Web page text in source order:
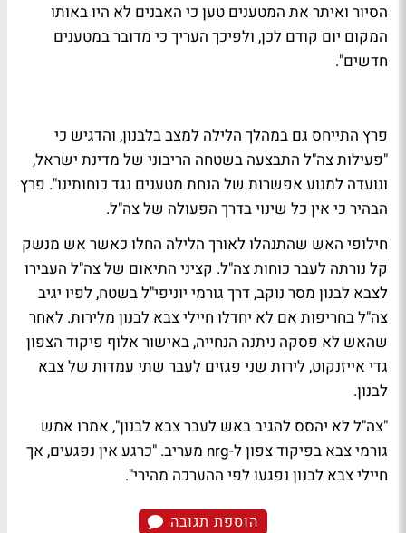
הסיור ואיתר את המטענים טען כי האבנים לא היו באותו
המקום יום קודם לכן, ולפיכך העריך כי מדובר במטענים
חדשים".
פרץ התייחס גם במהלך הלילה למצב בלבנון, והדגיש כי
"פעילות צה"ל התבצעה בשטחה הריבוני של מדינת ישראל,
ונועדה למנוע אפשרות של הנחת מטענים נגד כוחותינו". פרץ
הבהיר כי אין כל שינוי בדרך הפעולה של צה"ל.
חילופי האש שהתנהלו לאורך הלילה החלו כאשר אש מנשק
קל נורתה לעבר כוחות צה"ל. קציני התיאום של צה"ל העבירו
לצבא לבנון מסר נוקב, דרך גורמי יוניפי"ל בשטח, לפיו יגיב
צה"ל בחריפות אם לא יחדלו חיילי צבא לבנון מלירות. לאחר
שהאש לא פסקה ניתנה הנחייה, באישור אלוף פיקוד הצפון
גדי אייזנקוט, לירות שני פגזים לעבר שתי עמדות של צבא
לבנון.
"צה"ל לא יהסס להגיב באש לעבר צבא לבנון", אמרו אמש
גורמי צבא בפיקוד צפון ל-nrg מעריב. "כרגע אין נפגעים, אך
חיילי צבא לבנון נפגעו לפי ההערכה מהירי".
הוספת תגובה